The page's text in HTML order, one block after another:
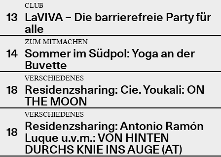
13
CLUB
LaVIVA – Die barrierefreie Party für
alle
14
ZUM MITMACHEN
Sommer im Südpol: Yoga an der
Buvette
18
VERSCHIEDENES
Residenzsharing: Cie. Youkali: ON
THE MOON
18
VERSCHIEDENES
Residenzsharing: Antonio Ramón
Luque u.v.m.: VON HINTEN
DURCHS KNIE INS AUGE (AT)